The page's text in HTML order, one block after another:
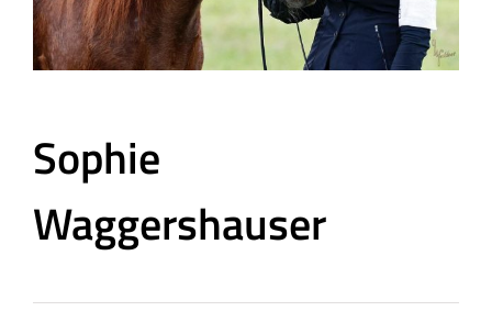
Sophie
Waggershauser